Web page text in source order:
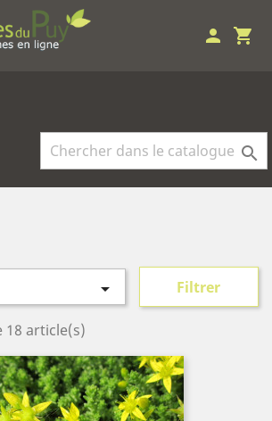
shopping_cart
person

 Filtrer
18 article(s)